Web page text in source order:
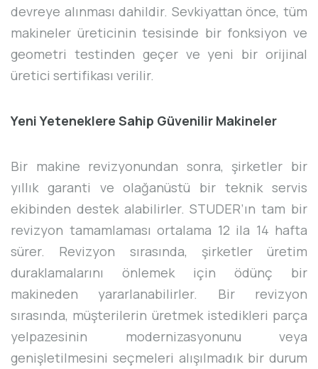
devreye alınması dahildir. Sevkiyattan önce, tüm
makineler üreticinin tesisinde bir fonksiyon ve
geometri testinden geçer ve yeni bir orijinal
üretici sertifikası verilir.
Yeni Yeteneklere Sahip Güvenilir Makineler
Bir makine revizyonundan sonra, şirketler bir
yıllık garanti ve olağanüstü bir teknik servis
ekibinden destek alabilirler. STUDER’ın tam bir
revizyon tamamlaması ortalama 12 ila 14 hafta
sürer. Revizyon sırasında, şirketler üretim
duraklamalarını önlemek için ödünç bir
makineden yararlanabilirler. Bir revizyon
sırasında, müşterilerin üretmek istedikleri parça
yelpazesinin modernizasyonunu veya
genişletilmesini seçmeleri alışılmadık bir durum